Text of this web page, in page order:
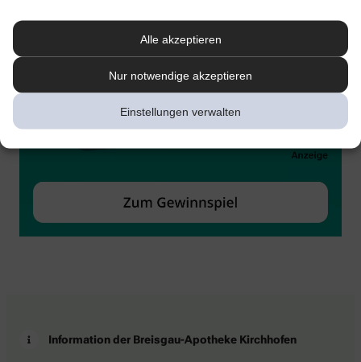
Alle akzeptieren
Nur notwendige akzeptieren
Einstellungen verwalten
Information der Breisgau-Apotheke Kirchhofen